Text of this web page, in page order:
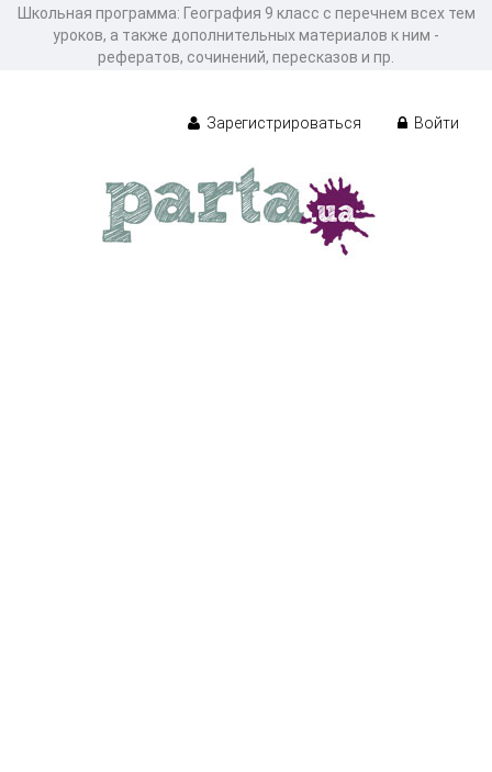
Школьная программа: География 9 класс с перечнем всех тем
уроков, а также дополнительных материалов к ним -
рефератов, сочинений, пересказов и пр.
Зарегистрироваться Войти